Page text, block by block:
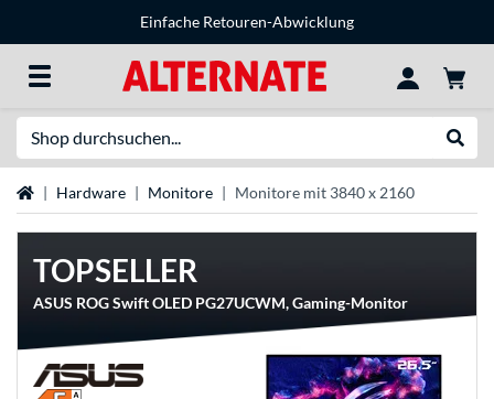
Einfache Retouren-Abwicklung
StartseiteHardware Monitore Monitore mit 3840 x 2160
TOPSELLER
ASUS ROG Swift OLED PG27UCWM, Gaming-Monitor